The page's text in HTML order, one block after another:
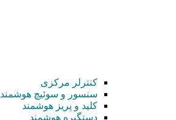
کنترلر مرکزی
سنسور و سوئیچ هوشمند
کلید و پریز هوشمند
دستگیره هوشمند